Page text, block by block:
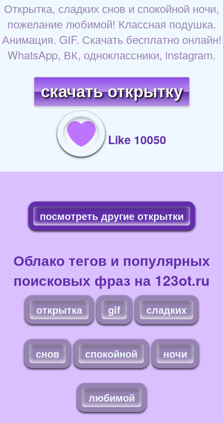
Открытка, сладких снов и спокойной ночи,
пожелание любимой! Классная подушка.
Анимация. GIF. Скачать бесплатно онлайн!
WhatsApp, ВК, одноклассники, instagram.
скачать открытку
Like 10050
посмотреть другие открытки
Облако тегов и популярных
поисковых фраз на 123ot.ru
открытка gif сладких
снов спокойной ночи
любимой